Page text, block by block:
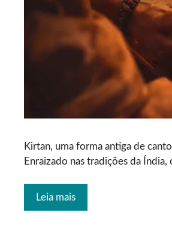
Kirtan, uma forma antiga de
Enraizado nas tradições da
Leia mais